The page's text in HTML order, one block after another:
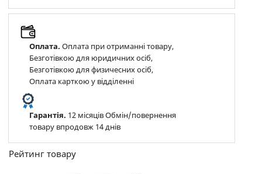
Оплата. Оплата при отриманні товару,
Безготівкою для юридичних осіб,
Безготівкою для физичесних осіб,
Оплата карткою у відділенні
Гарантія. 12 місяців Обмін/повернення
товару впродовж 14 днів
Рейтинг товару